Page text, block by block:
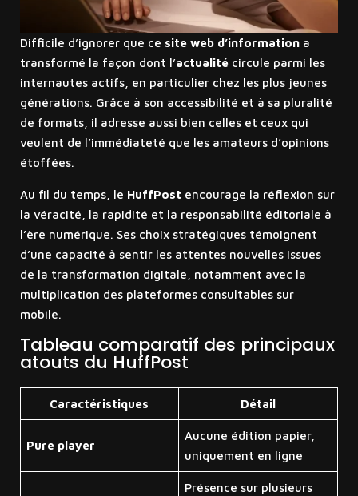
Difficile d’ignorer que ce site web d’informationa
transformé la façon dont l’actualitécircule parmi les
internautes actifs, en particulier chez les plus jeunes
générations. Grâce à son accessibilité et à sa pluralité
de formats, il adresse aussi bien celles et ceux qui
veulent de l’immédiateté que les amateurs d’opinions
étoffées.
Au fil du temps, le HuffPost encourage la réflexion sur
la véracité, la rapidité et la responsabilité éditoriale à
l’ère numérique. Ses choix stratégiques témoignent
d’une capacité à sentir les attentes nouvelles issues
de la transformation digitale, notamment avec la
multiplication des plateformes consultables sur
mobile.
Tableau comparatif des principaux
atouts du HuffPost
Caractéristiques Détail
Pure player
Aucune édition papier,
uniquement en ligne
Présence sur plusieurs